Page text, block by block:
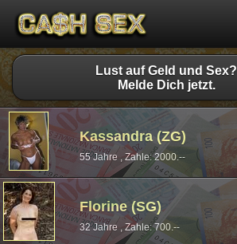
Lust auf Geld und Sex?
Melde Dich jetzt.
Kassandra (ZG)
55 Jahre , Zahle: 2000.--
Florine (SG)
32 Jahre , Zahle: 700.--